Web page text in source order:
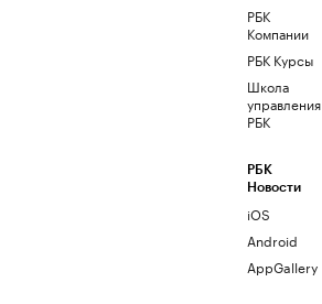
РБК
Компании
РБК Курсы
Школа
управления
РБК
РБК
Новости
iOS
Android
AppGallery